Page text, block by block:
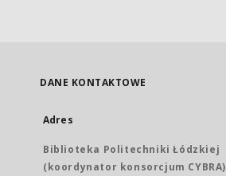
DANE KONTAKTOWE
Adres
Biblioteka Politechniki Łódzkiej
(koordynator konsorcjum CYBRA)